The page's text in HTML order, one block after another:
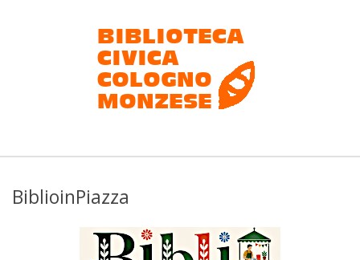
Biblioteca
civica
Cologno
Monzese
BiblioinPiazza